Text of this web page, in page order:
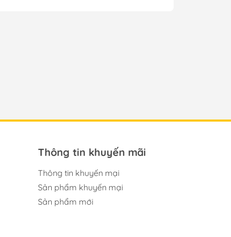
Thông tin khuyến mãi
Thông tin khuyến mại
Sản phẩm khuyến mại
Sản phẩm mới